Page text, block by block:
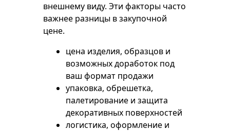
внешнему виду. Эти факторы часто
важнее разницы в закупочной
цене.
цена изделия, образцов и
возможных доработок под
ваш формат продажи
упаковка, обрешетка,
палетирование и защита
декоративных поверхностей
логистика, оформление и